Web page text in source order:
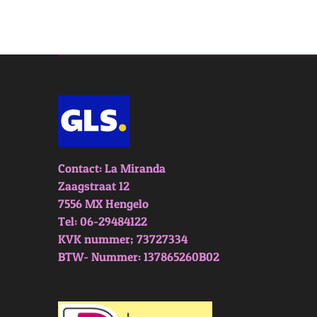
Contact: La Miranda
Zaagstraat 12
7556 MX Hengelo
Tel: 06-29484122
KVK nummer; 73727334
BTW- Nummer: 137865260B02